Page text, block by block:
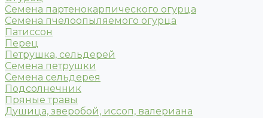
Семена партенокарпического огурца
Семена пчелоопыляемого огурца
Патиссон
Перец
Петрушка, сельдерей
Семена петрушки
Семена сельдерея
Подсолнечник
Пряные травы
Душица, зверобой, иссоп, валериана